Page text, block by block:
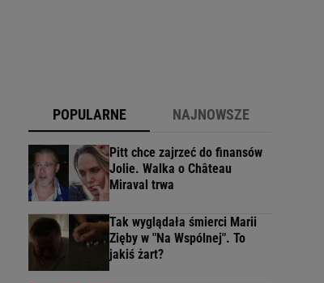
POPULARNE NAJNOWSZE
Pitt chce zajrzeć do finansów
Jolie. Walka o Château
Miraval trwa
Tak wyglądała śmierci Marii
Zięby w "Na Wspólnej". To
jakiś żart?